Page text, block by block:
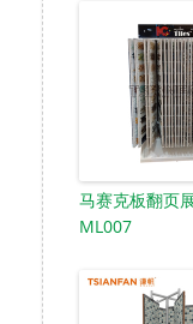
马赛克板翻页
ML007